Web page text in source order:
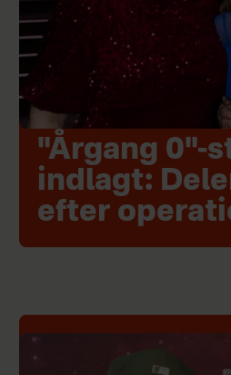
"Årgang 0"-
indlagt:
efter